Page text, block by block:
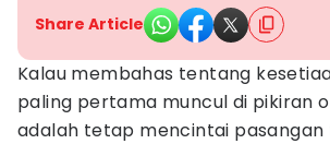
Share Article
Kalau membahas tentang
paling pertama muncul di pikiran
adalah tetap mencintai pasangan